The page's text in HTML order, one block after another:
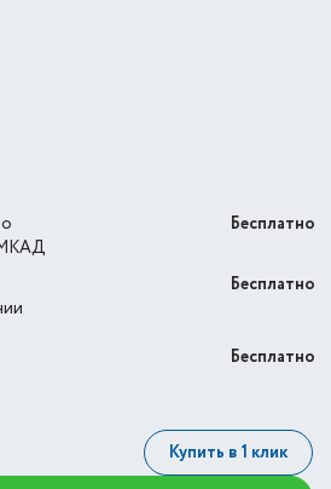
МКАД
Бесплатно
Бесплатно
Бесплатно
Купить в 1 клик